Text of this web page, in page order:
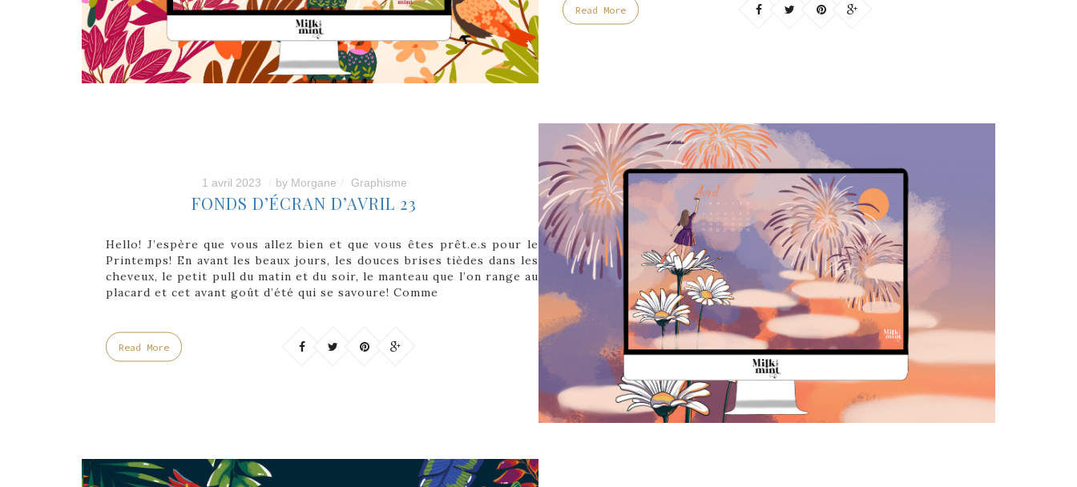
Read More
1 avril 2023 by Morgane Graphisme
FONDS D’ÉCRAN D’AVRIL 23
Hello! J’espère que vous allez bien et que vous êtes prêt.e.s pour le
Printemps! En avant les beaux jours, les douces brises tièdes dans les
cheveux, le petit pull du matin et du soir, le manteau que l’on range au
placard et cet avant goût d’été qui se savoure! Comme
Read More